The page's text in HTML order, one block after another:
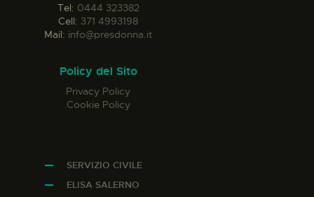
Tel: 0444 323382
Cell: 371 4993198
Mail: info@presdonna.it
Policy del Sito
Privacy Policy
Cookie Policy
SERVIZIO CIVILE
ELISA SALERNO